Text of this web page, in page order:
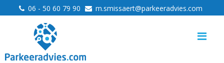
06 - 50 60 79 90 m.smissaert@parkeeradvies.com